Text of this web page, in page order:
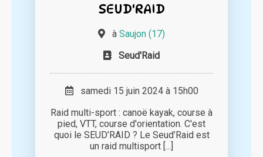
SEUD'RAID
à Saujon (17)
Seud'Raid
samedi 15 juin 2024 à 15h00
Raid multi-sport : canoë kayak, course à
pied, VTT, course d'orientation. C'est
quoi le SEUD’RAID ? Le Seud’Raid est
un raid multisport [...]